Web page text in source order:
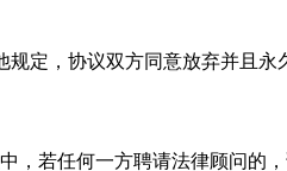
规定，协议双方同意放弃并且
，若任何一方聘请法律顾问的